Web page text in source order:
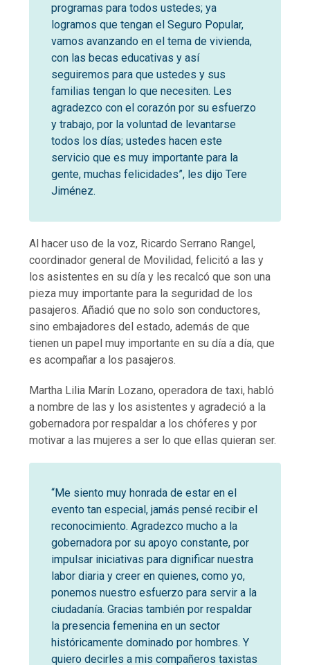
programas para todos ustedes; ya
logramos que tengan el Seguro Popular,
vamos avanzando en el tema de vivienda,
con las becas educativas y así
seguiremos para que ustedes y sus
familias tengan lo que necesiten. Les
agradezco con el corazón por su esfuerzo
y trabajo, por la voluntad de levantarse
todos los días; ustedes hacen este
servicio que es muy importante para la
gente, muchas felicidades”, les dijo Tere
Jiménez.
Al hacer uso de la voz, Ricardo Serrano Rangel,
coordinador general de Movilidad, felicitó a las y
los asistentes en su día y les recalcó que son una
pieza muy importante para la seguridad de los
pasajeros. Añadió que no solo son conductores,
sino embajadores del estado, además de que
tienen un papel muy importante en su día a día, que
es acompañar a los pasajeros.
Martha Lilia Marín Lozano, operadora de taxi, habló
a nombre de las y los asistentes y agradeció a la
gobernadora por respaldar a los chóferes y por
motivar a las mujeres a ser lo que ellas quieran ser.
“Me siento muy honrada de estar en el
evento tan especial, jamás pensé recibir el
reconocimiento. Agradezco mucho a la
gobernadora por su apoyo constante, por
impulsar iniciativas para dignificar nuestra
labor diaria y creer en quienes, como yo,
ponemos nuestro esfuerzo para servir a la
ciudadanía. Gracias también por respaldar
la presencia femenina en un sector
históricamente dominado por hombres. Y
quiero decirles a mis compañeros taxistas